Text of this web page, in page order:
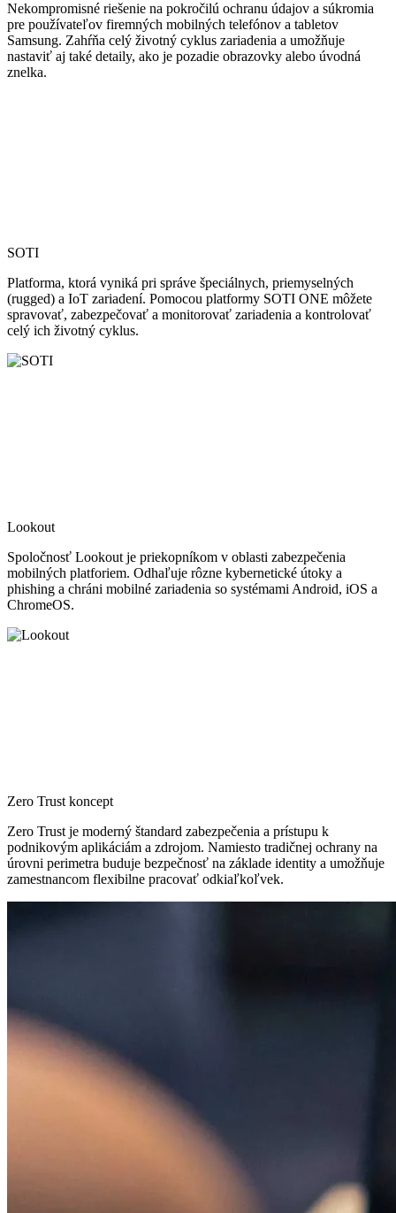
Nekompromisné riešenie na pokročilú ochranu údajov a súkromia
pre používateľov firemných mobilných telefónov a tabletov
Samsung. Zahŕňa celý životný cyklus zariadenia a umožňuje
nastaviť aj také detaily, ako je pozadie obrazovky alebo úvodná
znelka.
SOTI
Platforma, ktorá vyniká pri správe špeciálnych, priemyselných
(rugged) a IoT zariadení. Pomocou platformy SOTI ONE môžete
spravovať, zabezpečovať a monitorovať zariadenia a kontrolovať
celý ich životný cyklus.
Lookout
Spoločnosť Lookout je priekopníkom v oblasti zabezpečenia
mobilných platforiem. Odhaľuje rôzne kybernetické útoky a
phishing a chráni mobilné zariadenia so systémami Android, iOS a
ChromeOS.
Zero Trust koncept
Zero Trust je moderný štandard zabezpečenia a prístupu k
podnikovým aplikáciám a zdrojom. Namiesto tradičnej ochrany na
úrovni perimetra buduje bezpečnosť na základe identity a umožňuje
zamestnancom flexibilne pracovať odkiaľkoľvek.